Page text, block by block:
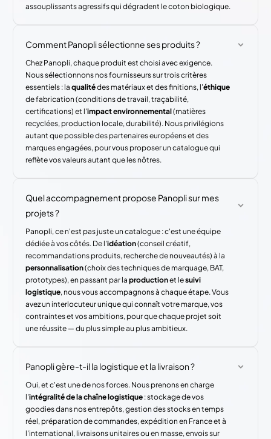
assouplissants agressifs qui dégradent le coton biologique.
Comment Panopli sélectionne ses produits ?
Chez Panopli, chaque produit est choisi avec exigence.
Nous sélectionnons nos fournisseurs sur trois critères
essentiels : laqualitédes matériaux et des finitions, l'éthique
de fabrication (conditions de travail, traçabilité,
certifications) et l'impact environnemental(matières
recyclées, production locale, durabilité). Nous privilégions
autant que possible des partenaires européens et des
marques engagées, pour vous proposer un catalogue qui
reflète vos valeurs autant que les nôtres.
Quel accompagnement propose Panopli sur mes
projets ?
Panopli, ce n'est pas juste un catalogue : c'est une équipe
dédiée à vos côtés. De l'idéation(conseil créatif,
recommandations produits, recherche de nouveautés) à la
personnalisation(choix des techniques de marquage, BAT,
prototypes), en passant par laproductionet lesuivi
logistique, nous vous accompagnons à chaque étape. Vous
avez un interlocuteur unique qui connaît votre marque, vos
contraintes et vos ambitions, pour que chaque projet soit
une réussite — du plus simple au plus ambitieux.
Panopli gère-t-il la logistique et la livraison ?
Oui, et c'est une de nos forces. Nous prenons en charge
l'intégralité de la chaîne logistique : stockage de vos
goodies dans nos entrepôts, gestion des stocks en temps
réel, préparation de commandes, expédition en France et à
l'international, livraisons unitaires ou en masse, envois sur